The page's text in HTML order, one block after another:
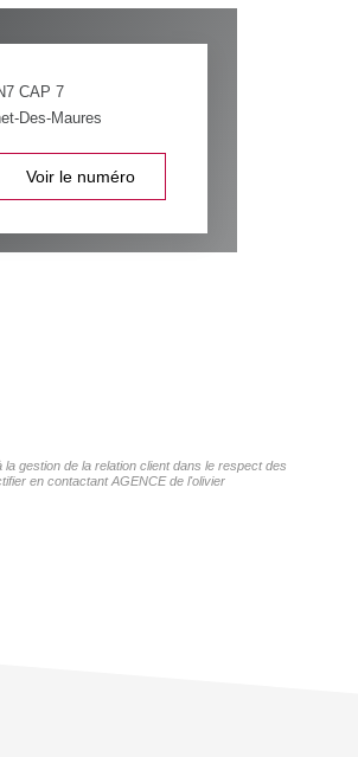
CAP 7
Des-Maures
Voir le numéro
gestion de la relation client dans le respect des
en contactant AGENCE de l'olivier